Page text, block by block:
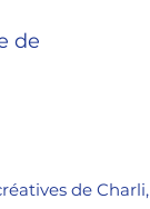
de
de Charli,